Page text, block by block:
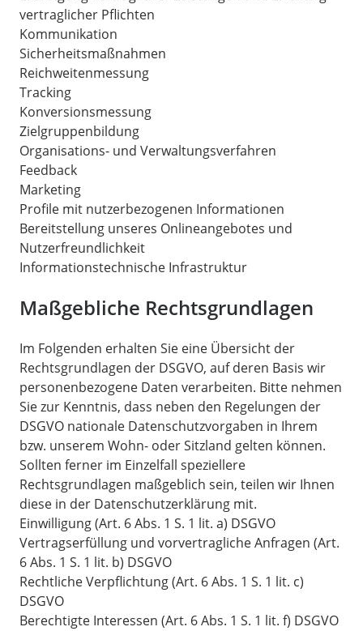
vertraglicher Pflichten
Kommunikation
Sicherheitsmaßnahmen
Reichweitenmessung
Tracking
Konversionsmessung
Zielgruppenbildung
Organisations- und Verwaltungsverfahren
Feedback
Marketing
Profile mit nutzerbezogenen Informationen
Bereitstellung unseres Onlineangebotes und
Nutzerfreundlichkeit
Informationstechnische Infrastruktur
Maßgebliche Rechtsgrundlagen
Im Folgenden erhalten Sie eine Übersicht der
Rechtsgrundlagen der DSGVO, auf deren Basis wir
personenbezogene Daten verarbeiten. Bitte nehmen
Sie zur Kenntnis, dass neben den Regelungen der
DSGVO nationale Datenschutzvorgaben in Ihrem
bzw. unserem Wohn- oder Sitzland gelten können.
Sollten ferner im Einzelfall speziellere
Rechtsgrundlagen maßgeblich sein, teilen wir Ihnen
diese in der Datenschutzerklärung mit.
Einwilligung (Art. 6 Abs. 1 S. 1 lit. a) DSGVO
Vertragserfüllung und vorvertragliche Anfragen (Art.
6 Abs. 1 S. 1 lit. b) DSGVO
Rechtliche Verpflichtung (Art. 6 Abs. 1 S. 1 lit. c)
DSGVO
Berechtigte Interessen (Art. 6 Abs. 1 S. 1 lit. f) DSGVO